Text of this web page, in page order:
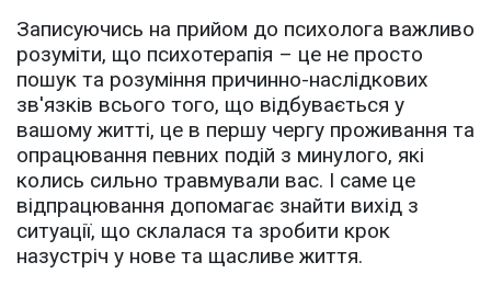
Записуючись на прийом до психолога важливо
розуміти, що психотерапія – це не просто
пошук та розуміння причинно-наслідкових
зв'язків всього того, що відбувається у
вашому житті, це в першу чергу проживання та
опрацювання певних подій з минулого, які
колись сильно травмували вас. І саме це
відпрацювання допомагає знайти вихід з
ситуації, що склалася та зробити крок
назустріч у нове та щасливе життя.